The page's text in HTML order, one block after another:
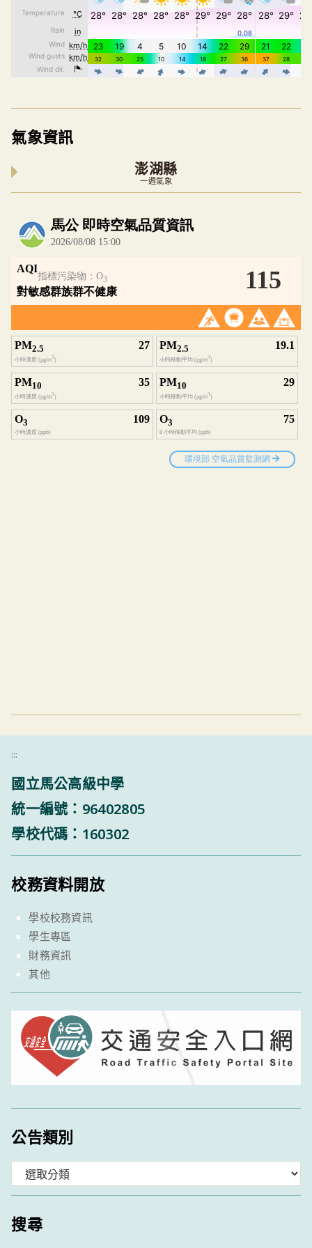
氣象資訊
澎湖縣
一週氣象
內嵌空氣品質小工具為視覺預覽，完整即時空
:::
國立馬公高級中學
統一編號：96402805
學校代碼：160302
校務資料開放
學校校務資訊
學生專區
財務資訊
其他
公告類別
類
搜尋